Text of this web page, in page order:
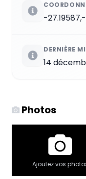
-
DERNIÈRE
14
Photos
Ajoutez vos